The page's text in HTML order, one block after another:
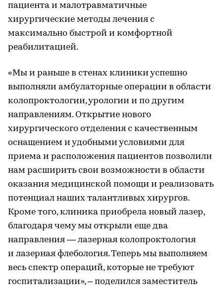
пациента и малотравматичные
хирургические методы лечения с
максимально быстрой и комфортной
реабилитацией.
«Мы и раньше в стенах клиники успешно
выполняли амбулаторные операции в области
колопроктологии, урологии и по другим
направлениям. Открытие нового
хирургического отделения с качественным
оснащением и удобными условиями для
приема и расположения пациентов позволили
нам расширить свои возможности в области
оказания медицинской помощи и реализовать
потенциал наших талантливых хирургов.
Кроме того, клиника приобрела новый лазер,
благодаря чему мы открыли еще два
направления — лазерная колопроктология
и лазерная флебология. Теперь мы выполняем
весь спектр операций, которые не требуют
госпитализации», ‒ поделился заместитель